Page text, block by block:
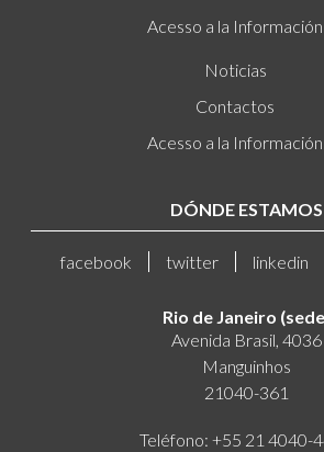
Acesso a la Información
Noticias
Contactos
Acesso a la Información
DÓNDE ESTAMOS
facebook twitter linkedin
Rio de Janeiro
Avenida Brasil, 4036
Manguinhos
21040-361
Teléfono: +55 21 4040-